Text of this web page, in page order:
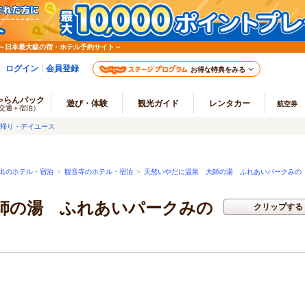
本最大級の宿・ホテル予約サイト～
ログイン 会員登録 お得な特典をみる
らんパック
交通＋宿泊） 遊び・体験 観光ガイド レンタカー 航空券
り・デイユース
のホテル・宿泊 > 観音寺のホテル・宿泊 > 天然いやだに温泉 大師の湯 ふれあいパークみの
の湯 ふれあいパークみの クリップする